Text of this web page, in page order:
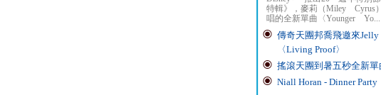
特輯》，麥莉（Miley Cyrus
唱的全新單曲〈Younger Yo...
傳奇天團邦喬飛邀來
〈Living Proof〉
搖滾天團到暑五秒全新單
Niall Horan - Dinner Party